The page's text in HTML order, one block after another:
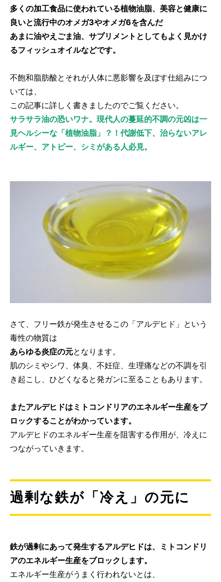
多くの加工食品に使われている植物油脂、美容と健康に
良いと流行中のオメガ3やオメガ6を含んだ
あまに油やえごま油、サプリメントとしてもよく見かけ
るフィッシュオイルなどです。
不飽和脂肪酸とそれが人体に悪影響を及ぼす仕組みにつ
いては、
この記事に詳しく書きましたのでご覧ください。
サラサラ油の恐いワナ。現代人の蔓延的不調の元凶は一
見ヘルシーな「植物油脂」？！代謝低下、治らないアレ
ルギー、アトピー、シミがある人必見。
さて、フリー鉄が発生させるこの「アルデヒド」という
毒性の物質は
あらゆる炎症の元となります。
肌のシミやシワ、体臭、不妊症、生理痛などの不調を引
き起こし、ひどくなると発ガンに至ることもあります。
またアルデヒドはミトコンドリアのエネルギー生産をブ
ロックすることがわかっています。
アルデヒドのエネルギー生産を阻害する作用が、冷えに
つながっていきます。
過剰な鉄が「冷え」の元に
鉄が過剰にあって発生するアルデヒドは、ミトコンドリ
アのエネルギー生産をブロックします。
エネルギー生産がうまく行われないとは、